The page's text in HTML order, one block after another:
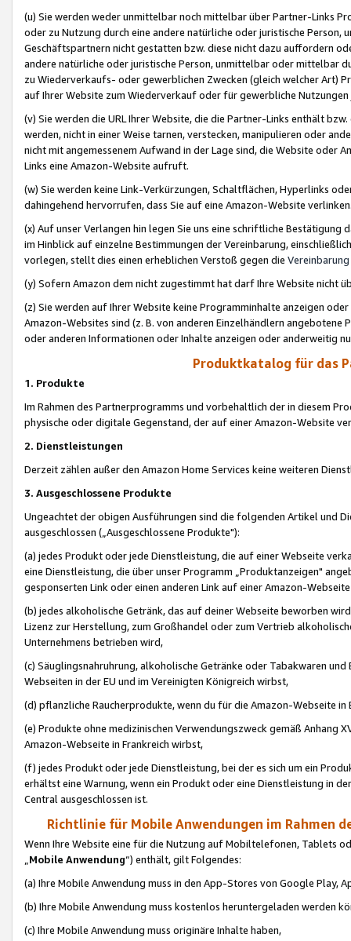
(u) Sie werden weder unmittelbar noch mittelbar über Partner-Links
oder zu Nutzung durch eine andere natürliche oder juristische
Geschäftspartnern nicht gestatten bzw. diese nicht dazu auffordern
andere natürliche oder juristische Person, unmittelbar oder mittelbar
zu Wiederverkaufs- oder gewerblichen Zwecken (gleich welcher Art)
auf Ihrer Website zum Wiederverkauf oder für gewerbliche
(v) Sie werden die URL Ihrer Website, die die Partner-Links enthält
werden, nicht in einer Weise tarnen, verstecken, manipulieren oder
nicht mit angemessenem Aufwand in der Lage sind, die Website oder
Links eine Amazon-Website aufruft.
(w) Sie werden keine Link-Verkürzungen, Schaltflächen, Hyperlinks
dahingehend hervorrufen, dass Sie auf eine Amazon-Website
(x) Auf unser Verlangen hin legen Sie uns eine schriftliche
im Hinblick auf einzelne Bestimmungen der Vereinbarung,
vorlegen, stellt dies einen erheblichen Verstoß gegen die Vereinbarung
(y) Sofern Amazon dem nicht zugestimmt hat darf Ihre Website nicht
(z) Sie werden auf Ihrer Website keine Programminhalte anzeigen
Amazon-Websites sind (z. B. von anderen Einzelhändlern
oder anderen Informationen oder Inhalte anzeigen oder anderweitig
Produktkatalog für das
1. Produkte
Im Rahmen des Partnerprogramms und vorbehaltlich der in diesem
physische oder digitale Gegenstand, der auf einer Amazon-Website
2. Dienstleistungen
Derzeit zählen außer den Amazon Home Services keine weiteren
3. Ausgeschlossene Produkte
Ungeachtet der obigen Ausführungen sind die folgenden Artikel und
ausgeschlossen („Ausgeschlossene Produkte"):
(a) jedes Produkt oder jede Dienstleistung, die auf einer Webseite
eine Dienstleistung, die über unser Programm „Produktanzeigen"
gesponserten Link oder einen anderen Link auf einer Amazon-
(b) jedes alkoholische Getränk, das auf deiner Webseite beworben
Lizenz zur Herstellung, zum Großhandel oder zum Vertrieb
Unternehmens betrieben wird,
(c) Säuglingsnahruhrung, alkoholische Getränke oder Tabakwaren
Webseiten in der EU und im Vereinigten Königreich wirbst,
(d) pflanzliche Raucherprodukte, wenn du für die Amazon-Webseite in
(e) Produkte ohne medizinischen Verwendungszweck gemäß Anhang
Amazon-Webseite in Frankreich wirbst,
(f) jedes Produkt oder jede Dienstleistung, bei der es sich um ein
erhältst eine Warnung, wenn ein Produkt oder eine Dienstleistung in
Central ausgeschlossen ist.
Richtlinie für Mobile Anwendungen im Rahmen
Wenn Ihre Website eine für die Nutzung auf Mobiltelefonen, Tablets
„Mobile Anwendung“) enthält, gilt Folgendes:
(a) Ihre Mobile Anwendung muss in den App-Stores von Google Play,
(b) Ihre Mobile Anwendung muss kostenlos heruntergeladen werden
(c) Ihre Mobile Anwendung muss originäre Inhalte haben,